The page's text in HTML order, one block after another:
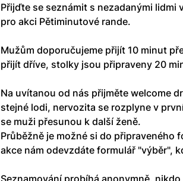
Přijďte se seznámit s nezadanými lidmi
pro akci Pětiminutové rande.
Mužům doporučujeme přijít 10 minut
přijít dříve, stolky jsou připraveny 20
Na uvítanou od nás přijměte welcome
stejné lodi, nervozita se rozplyne v
se muži přesunou k další ženě.
Průběžně je možné si do připraveného
akce nám odevzdáte formulář "výběr",
Seznamování probíhá anonymně,